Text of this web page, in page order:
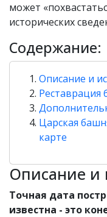
может
исторических
Содержание:
Описание и
Реставрация
Царская
карте
Описание и
Точная дата
известна - это